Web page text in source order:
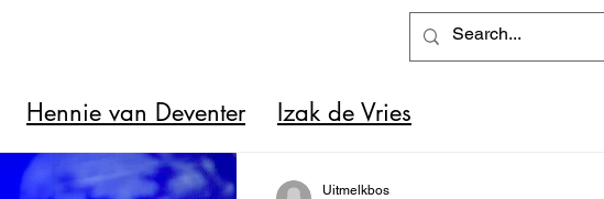
Hennie van Deventer Izak de Vries
Uitmelkbos